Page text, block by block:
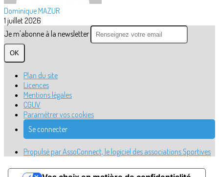
Dominique MAZUR
1 juillet 2026
Je m'abonne à la newsletter
OK
Plan du site
Licences
Mentions légales
CGUV
Paramétrer vos cookies
Se connecter
Propulsé par AssoConnect, le logiciel des associations Sportives